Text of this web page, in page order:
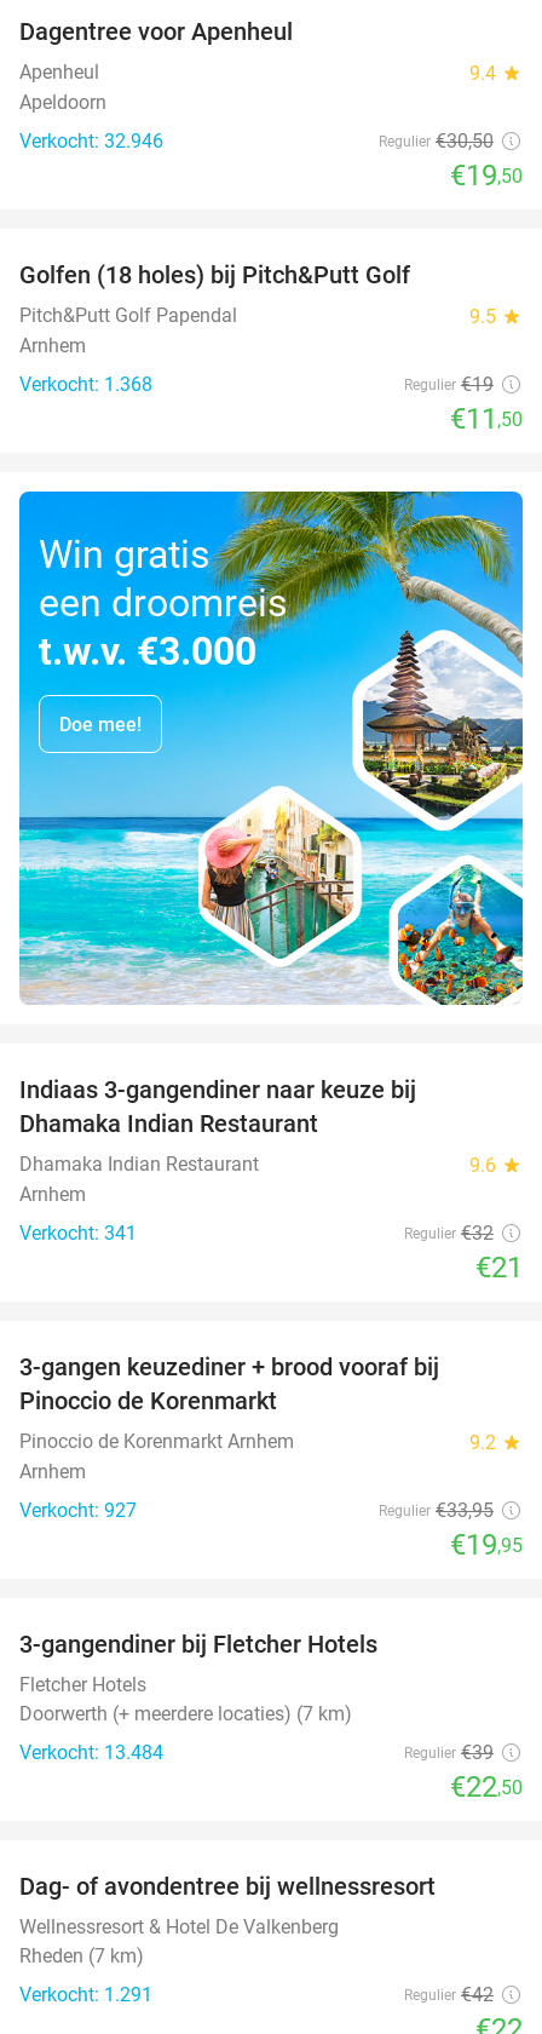
Dagentree voor Apenheul
Apenheul 9.4 star
Apeldoorn
Verkocht: 32.946
Regulier €30,50
€19,50
Golfen (18 holes) bij Pitch&Putt Golf
Pitch&Putt Golf Papendal 9.5 star
Arnhem
Verkocht: 1.368
Regulier €19
€11 ,50
Win gratis
een droomreis
t.w.v. €3.000
Doe mee!
Indiaas 3-gangendiner naar keuze bij
Dhamaka Indian Restaurant
Dhamaka Indian Restaurant 9.6 star
Arnhem
Verkocht: 341
Regulier €32
€21
3-gangen keuzediner + brood vooraf bij
Pinoccio de Korenmarkt
Pinoccio de Korenmarkt Arnhem 9.2 star
Arnhem
Verkocht: 927
Regulier €33,95
€19,95
3-gangendiner bij Fletcher Hotels
Fletcher Hotels
Doorwerth (+ meerdere locaties) (7 km)
Verkocht: 13.484
Regulier €39
€22,50
Dag- of avondentree bij wellnessresort
Wellnessresort & Hotel De Valkenberg
Rheden (7 km)
Verkocht: 1.291
Regulier €42